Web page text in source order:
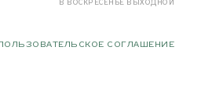
В ВОСКРЕСЕНЬЕ ВЫХОДНОЙ
ПОЛЬЗОВАТЕЛЬСКОЕ СОГЛАШЕНИЕ